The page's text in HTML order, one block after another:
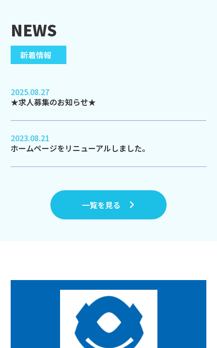
NEWS
新着情報
2025.08.27
★求人募集のお知らせ★
2023.08.21
ホームページをリニューアルしました。
一覧を見る